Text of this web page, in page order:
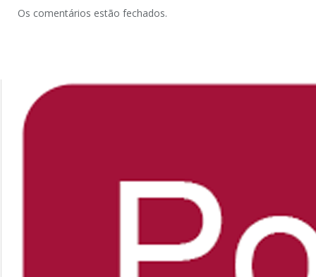
Os comentários estão fechados.